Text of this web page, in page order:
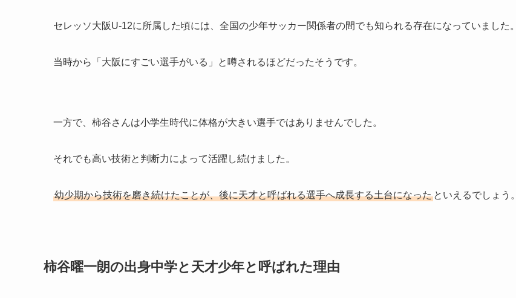
セレッソ大阪U-12に所属した頃には、全国の少年サッカー関係者の間でも知られる存在になっていました。
当時から「大阪にすごい選手がいる」と噂されるほどだったそうです。
一方で、柿谷さんは小学生時代に体格が大きい選手ではありませんでした。
それでも高い技術と判断力によって活躍し続けました。
幼少期から技術を磨き続けたことが、後に天才と呼ばれる選手へ成長する土台になった といえるでしょう。
柿谷曜一朗の出身中学と天才少年と呼ばれた理由